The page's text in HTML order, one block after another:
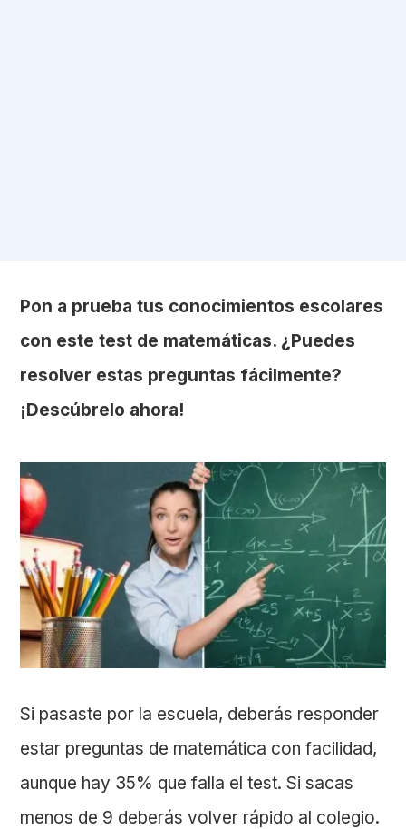
Pon a prueba tus conocimientos escolares
con este test de matemáticas. ¿Puedes
resolver estas preguntas fácilmente?
¡Descúbrelo ahora!
Si pasaste por la escuela, deberás responder
estar preguntas de matemática con facilidad,
aunque hay 35% que falla el test. Si sacas
menos de 9 deberás volver rápido al colegio.